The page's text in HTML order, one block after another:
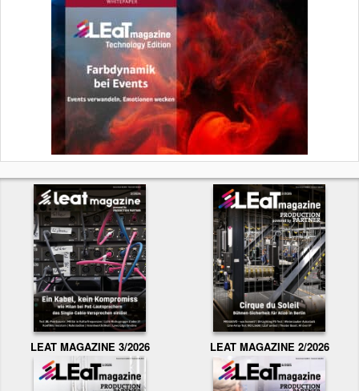
LEAT MAGAZINE 3/2026 LEAT MAGAZINE 2/2026